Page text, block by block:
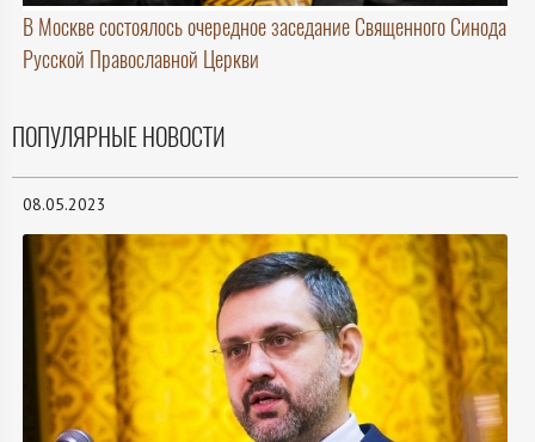
В Москве состоялось очередное заседание Священного Синода
Русской Православной Церкви
ПОПУЛЯРНЫЕ НОВОСТИ
08.05.2023